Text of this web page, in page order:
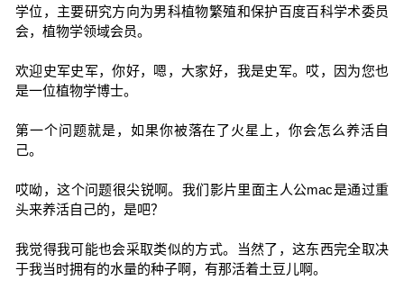
学位，主要研究方向为男科植物繁殖和保护百度百科学术委员
会，植物学领域会员。
欢迎史军史军，你好，嗯，大家好，我是史军。哎，因为您也
是一位植物学博士。
第一个问题就是，如果你被落在了火星上，你会怎么养活自
己。
哎呦，这个问题很尖锐啊。我们影片里面主人公mac是通过重
头来养活自己的，是吧？
我觉得我可能也会采取类似的方式。当然了，这东西完全取决
于我当时拥有的水量的种子啊，有那活着土豆儿啊。